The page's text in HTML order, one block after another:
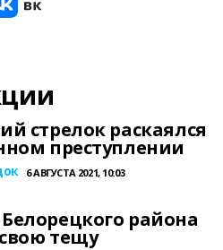
стрелок раскаялся
преступлении
6 АВГУСТА 2021, 10:03
района
тещу